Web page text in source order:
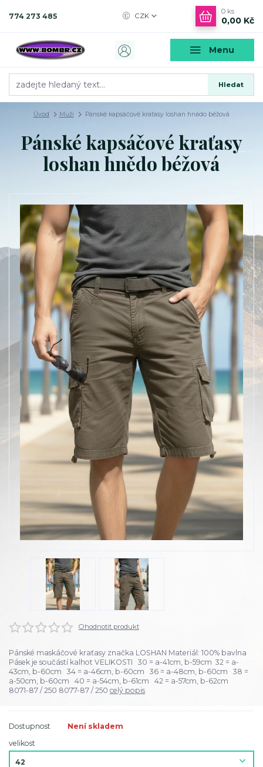
Menu
CZK
Hledat
774 273 485
0 ks
0,00 Kč
Úvod Muži Pánské kapsáčové kraťasy loshan hnědo béžová
Pánské kapsáčové kraťasy
loshan hnědo béžová
Ohodnotit produkt
Pánské maskáčové kraťasy značka LOSHAN Materiál: 100% bavlna
Pásek je součástí kalhot VELIKOSTI 30 = a-41cm, b-59cm 32 = a-
43cm, b-60cm 34 = a-46cm, b-60cm 36 = a-48cm, b-60cm 38 =
a-50cm, b-60cm 40 = a-54cm, b-61cm 42 = a-57cm, b-62cm
8071-87 / 250 8077-87 / 250 celý popis
Dostupnost
Není skladem
velikost